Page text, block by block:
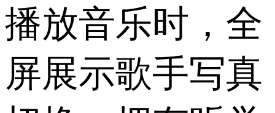
播放音乐时，全
屏展示歌手写真